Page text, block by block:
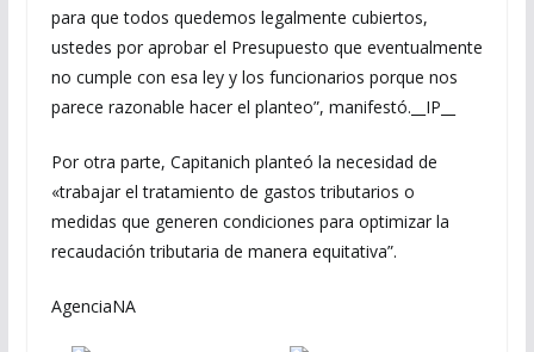
para que todos quedemos legalmente cubiertos,
ustedes por aprobar el Presupuesto que eventualmente
no cumple con esa ley y los funcionarios porque nos
parece razonable hacer el planteo”, manifestó.__IP__
Por otra parte, Capitanich planteó la necesidad de
«trabajar el tratamiento de gastos tributarios o
medidas que generen condiciones para optimizar la
recaudación tributaria de manera equitativa”.
AgenciaNA